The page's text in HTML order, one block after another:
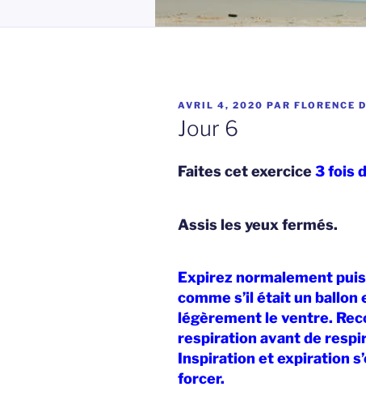
PUBLIÉ
LE
AVRIL 4, 2020 PAR FLORENCE
Jour 6
Faites cet exercice3 fois
Assis les yeux fermés.
Expirez normalement
comme s’il était un
légèrement le ventre.
respiration avant de
Inspiration et expiration
forcer.